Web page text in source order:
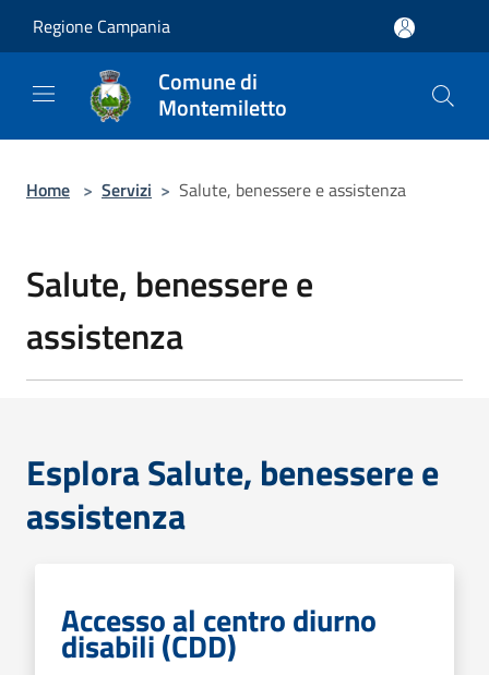
Regione Campania
Comune di
Montemiletto
Home > Servizi > Salute, benessere e assistenza
Salute, benessere e
assistenza
Esplora Salute, benessere e
assistenza
Accesso al centro diurno
disabili (CDD)